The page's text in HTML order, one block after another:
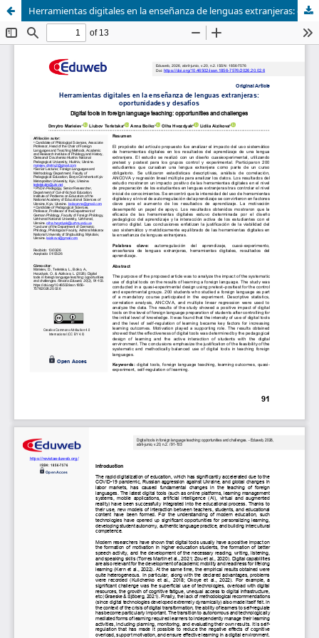
Herramientas digitales en la enseñanza de lenguas extranjeras: oportunidades y desafíos